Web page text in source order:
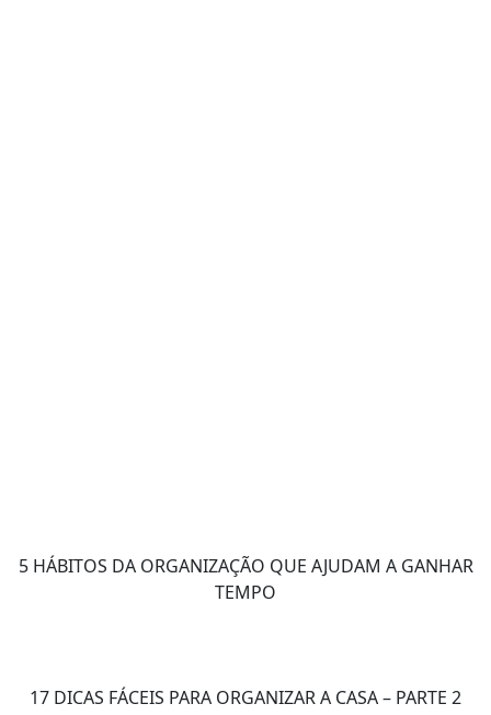
5 HÁBITOS DA ORGANIZAÇÃO QUE AJUDAM A GANHAR
TEMPO
17 DICAS FÁCEIS PARA ORGANIZAR A CASA – PARTE 2